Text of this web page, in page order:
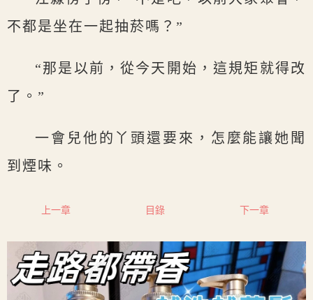
不都是坐在一起抽菸嗎？”
“那是以前，從今天開始，這規矩就得改
了。”
一會兒他的丫頭還要來，怎麼能讓她聞
到煙味。
上一章 目錄 下一章